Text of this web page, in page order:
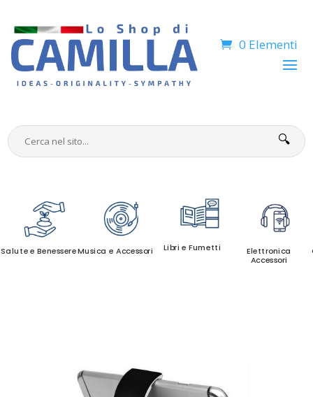
0 Elementi
🔍
Salute e BenessereMusica e Accessori Libri e Fumetti
Elettronica
Accessori